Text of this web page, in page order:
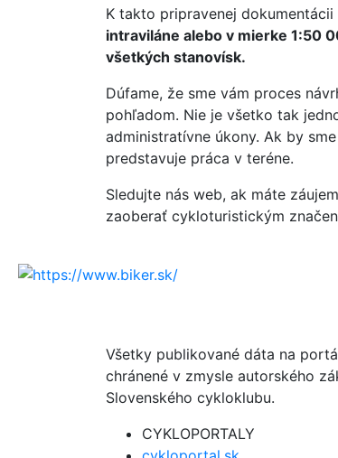
K takto pripravenej
intraviláne alebo v mierke 1:50
všetkých stanovísk.
Dúfame, že sme vám proces
pohľadom. Nie je všetko tak
administratívne úkony. Ak by
predstavuje práca v teréne.
Sledujte nás web, ak máte
zaoberať cykloturistickým
Všetky publikované dáta na
chránené v zmysle autorského
Slovenského cykloklubu.
CYKLOPORTALY